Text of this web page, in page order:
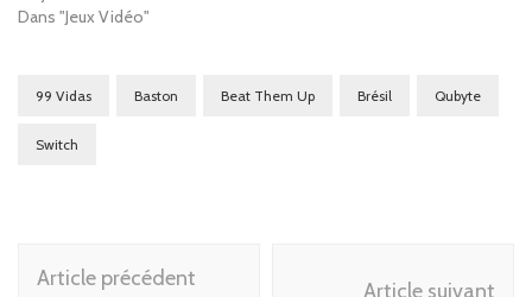
Dans "Jeux Vidéo"
99 Vidas Baston Beat Them Up Brésil Qubyte
Switch
Navigation
Article précédent
Article suivant